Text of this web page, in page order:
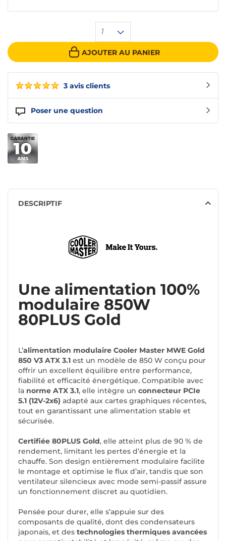
3 avis clients
Poser une question
1
AJOUTER AU PANIER
DESCRIPTIF
Une alimentation 100%
modulaire 850W
80PLUS Gold
L’alimentation modulaire Cooler Master MWE Gold
850 V3 ATX 3.1 est un modèle de 850 W conçu pour
offrir un excellent équilibre entre performance,
fiabilité et efficacité énergétique. Compatible avec
la norme ATX 3.1, elle intègre un connecteur PCIe
5.1 (12V-2x6) adapté aux cartes graphiques récentes,
tout en garantissant une alimentation stable et
sécurisée.
Certifiée 80PLUS Gold, elle atteint plus de 90 % de
rendement, limitant les pertes d’énergie et la
chauffe. Son design entièrement modulaire facilite
le montage et optimise le flux d’air, tandis que son
ventilateur silencieux avec mode semi-passif assure
un fonctionnement discret au quotidien.
Pensée pour durer, elle s’appuie sur des
composants de qualité, dont des condensateurs
japonais, et des technologies thermiques avancées